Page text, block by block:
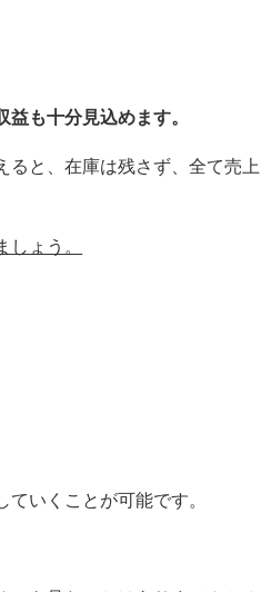
も十分見込めます。
ると、在庫は残さず、全て売上
ょう。
いくことが可能です。